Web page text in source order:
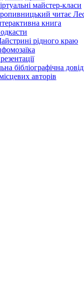
майстер-класи
читає
книга
рідного краю
бібліографічна
авторів